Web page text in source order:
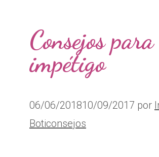
Consejos
impétigo
06/06/201810/09/2017 por
Boticonsejos